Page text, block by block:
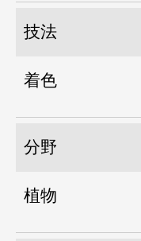
技法
着色
分野
植物